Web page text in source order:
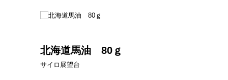
北海道馬油 80ｇ
サイロ展望台